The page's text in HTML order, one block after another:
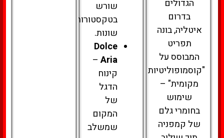
הגדולים
בדרום
איטליה, בונה
תפריט
המבוסס על
"קוסמופוליטיות
מקומית" –
שימוש
בחומרי גלם
של קמפניה
שורש
בטקסטורות
שונות.
Dolce
Aria
–
קינוח
הדגל
של
המקום
שמשלב